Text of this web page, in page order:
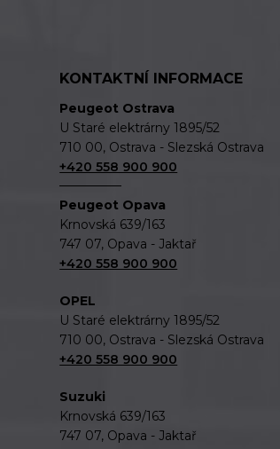
KONTAKTNÍ INFORMACE
Peugeot Ostrava
U Staré elektrárny 1895/52
710 00, Ostrava - Slezská Ostrava
+420 558 900 900
Peugeot Opava
Krnovská 639/163
747 07, Opava - Jaktař
+420 558 900 900
OPEL
U Staré elektrárny 1895/52
710 00, Ostrava - Slezská Ostrava
+420 558 900 900
Suzuki
Krnovská 639/163
747 07, Opava - Jaktař